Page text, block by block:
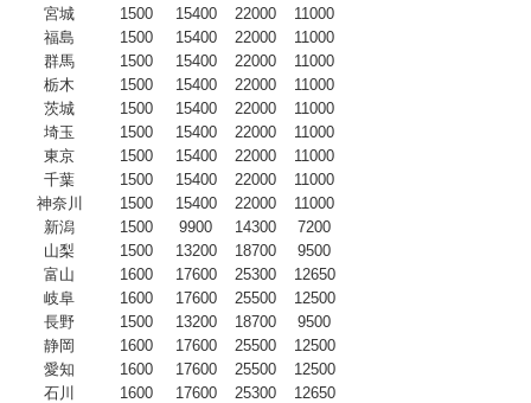
宮城
1500 15400 22000
11000
福島
1500 15400 22000
11000
群馬
1500 15400 22000
11000
栃木
1500 15400 22000
11000
茨城
1500 15400 22000
11000
埼玉
1500 15400 22000
11000
東京
1500 15400 22000
11000
千葉
1500 15400 22000
11000
神奈川
1500 15400 22000
11000
新潟
1500 9900 14300
7200
山梨
1500 13200 18700
9500
富山
1600 17600 25300
12650
岐阜
1600 17600 25500
12500
長野
1500 13200 18700
9500
静岡
1600 17600 25500
12500
愛知
1600 17600 25500
12500
石川
1600 17600 25300
12650